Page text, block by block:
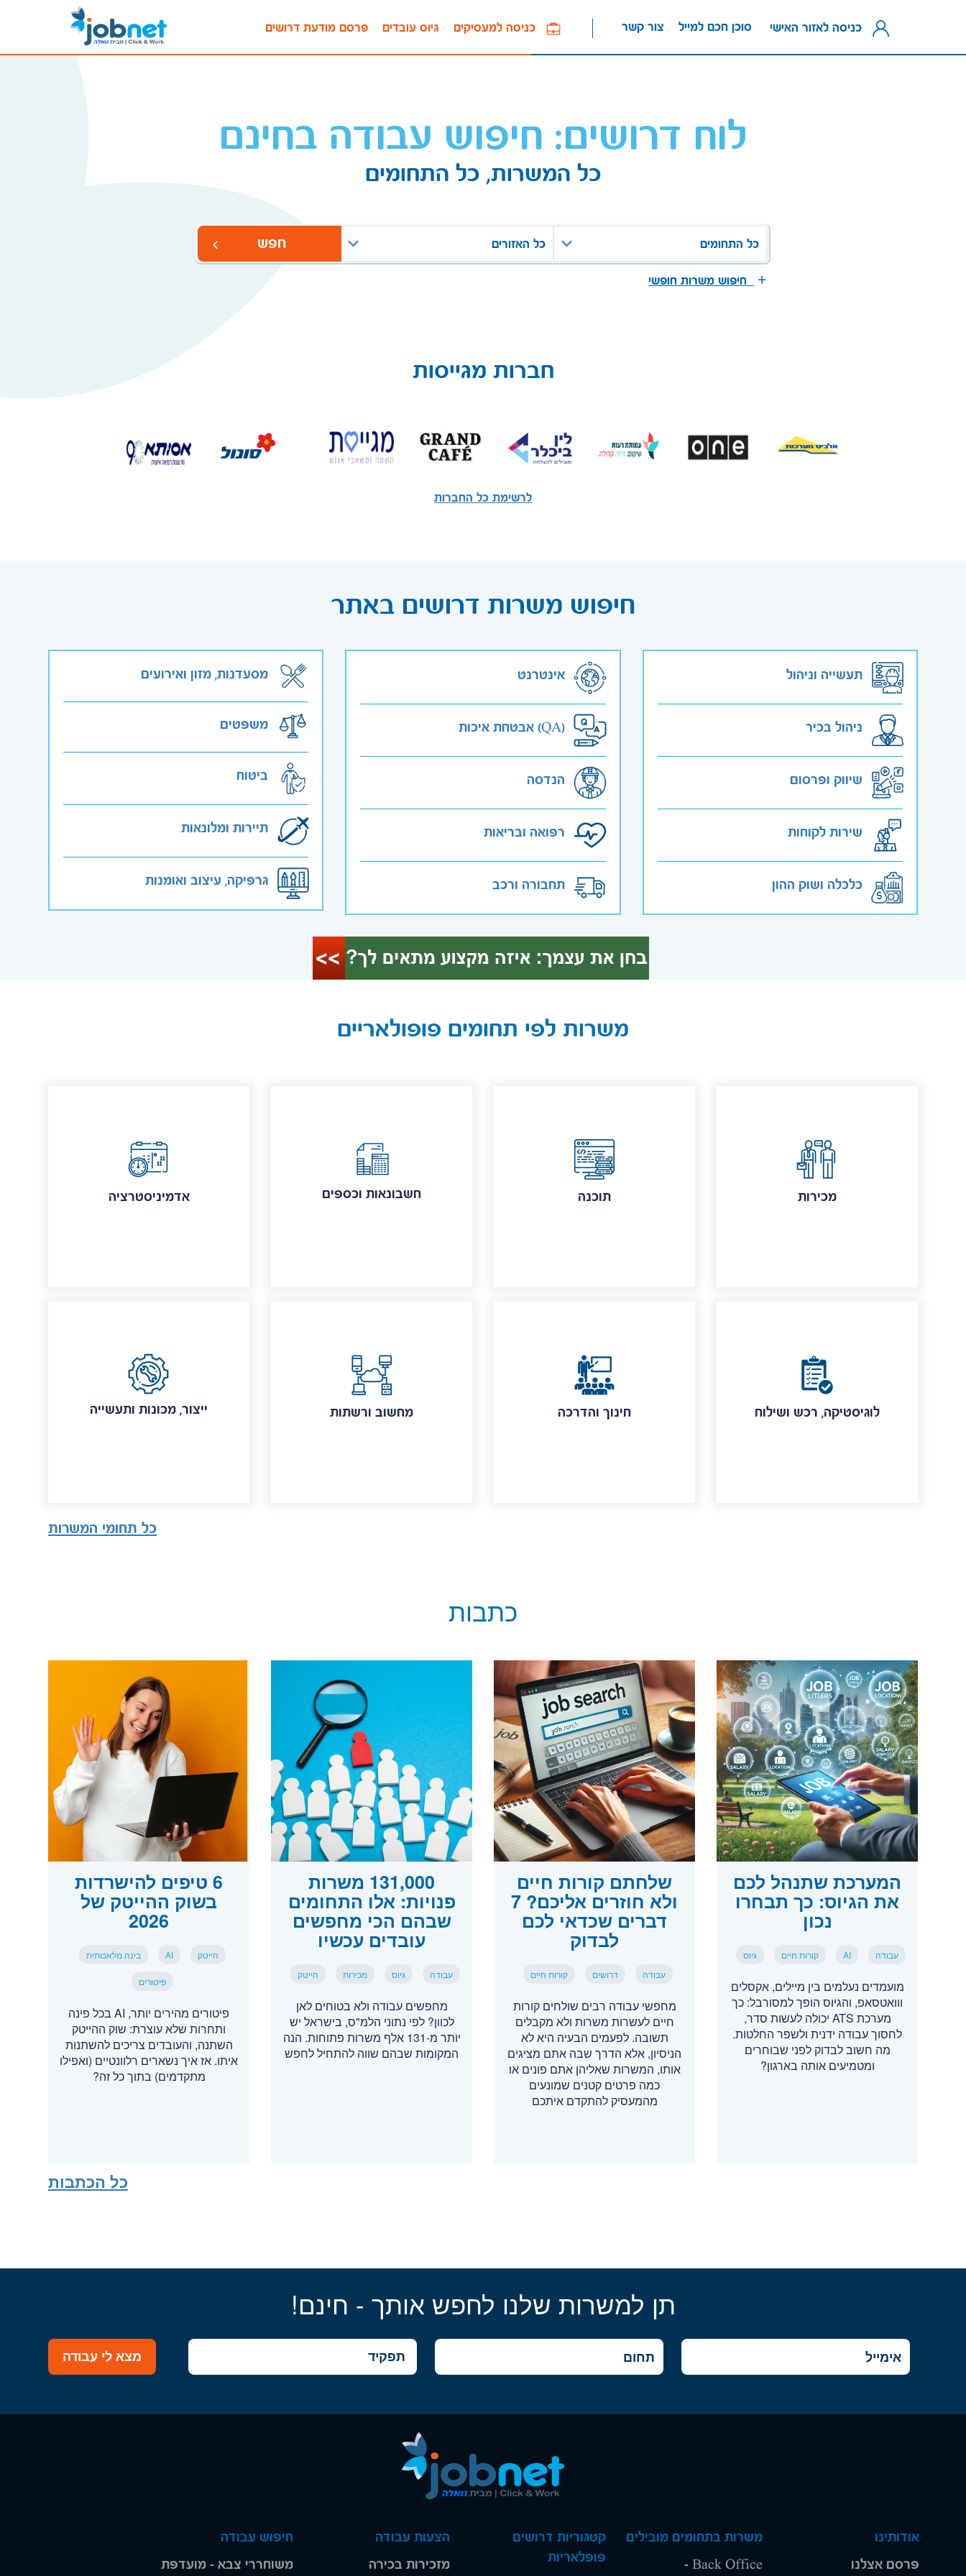
פרסם מודעת דרושים גיוס עובדים כניסה למעסיקים צור קשר סוכן חכם למייל כניסה לאזור האישי
לוח דרושים: חיפוש עבודה בחינם
כל המשרות, כל התחומים
כל התחומים כל האזורים חפש
חיפוש משרות חופשי
חברות מגייסות
לרשימת כל החברות
חיפוש משרות דרושים באתר
תעשייה וניהול
ניהול בכיר
שיווק ופרסום
שירות לקוחות
כלכלה ושוק ההון
אינטרנט
אבטחת איכות (QA)
הנדסה
רפואה ובריאות
תחבורה ורכב
מסעדנות, מזון ואירועים
משפטים
ביטוח
תיירות ומלונאות
גרפיקה, עיצוב ואומנות
משרות לפי תחומים פופולאריים
אדמיניסטרציה חשבונאות וכספים תוכנה מכירות
ייצור, מכונות ותעשייה מחשוב ורשתות חינוך והדרכה לוגיסטיקה, רכש ושילוח
כל תחומי המשרות
כתבות
המערכת שתנהל לכם
את הגיוס: כך תבחרו
נכון
עבודה AI קורות חיים גיוס
מועמדים נעלמים בין מיילים, אקסלים
ווואטסאפ, והגיוס הופך למסורבל: כך
מערכת ATS יכולה לעשות סדר,
לחסוך עבודה ידנית ולשפר החלטות.
מה חשוב לבדוק לפני שבוחרים
ומטמיעים אותה בארגון?
שלחתם קורות חיים
ולא חוזרים אליכם? 7
דברים שכדאי לכם
לבדוק
עבודה דרושים קורות חיים
מחפשי עבודה רבים שולחים קורות
חיים לעשרות משרות ולא מקבלים
תשובה. לפעמים הבעיה היא לא
הניסיון, אלא הדרך שבה אתם מציגים
אותו, המשרות שאליהן אתם פונים או
כמה פרטים קטנים שמונעים
מהמעסיק להתקדם איתכם
131,000 משרות
פנויות: אלו התחומים
שבהם הכי מחפשים
עובדים עכשיו
עבודה גיוס מכירות הייטק
מחפשים עבודה ולא בטוחים לאן
לכוון? לפי נתוני הלמ"ס, בישראל יש
יותר מ-131 אלף משרות פתוחות. הנה
המקומות שבהם שווה להתחיל לחפש
6 טיפים להישרדות
בשוק ההייטק של
2026
הייטק AI בינה מלאכותית
פיטורים
פיטורים מהירים יותר, AI בכל פינה
ותחרות שלא עוצרת: שוק ההייטק
השתנה, והעובדים צריכים להשתנות
איתו. אז איך נשארים רלוונטיים (ואפילו
מתקדמים) בתוך כל זה?
כל הכתבות
תן למשרות שלנו לחפש אותך - חינם!
מצא לי עבודה
אודותינו
פרסם אצלנו
משרות בתחומים מובילים
Back Office -
קטגוריות דרושים
פופלאריות
הצעות עבודה
מזכירות בכירה
חיפוש עבודה
משוחררי צבא - מועדפת